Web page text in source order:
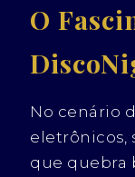
O
No cenário
eletrônicos,
que quebra